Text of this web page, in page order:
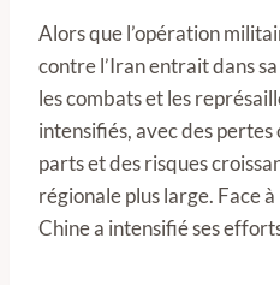
Alors que l’opération
contre l’Iran entrait dans
les combats et les
intensifiés, avec des
parts et des risques
régionale plus large. Face
Chine a intensifié ses